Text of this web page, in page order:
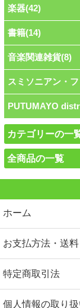
楽器(42)
書籍(14)
音楽関連雑貨(8)
スミソニアン・
PUTUMAYO
カテゴリーの一
全商品の一覧
ホーム
お支払方法・送料
特定商取引法
個人情報の取り